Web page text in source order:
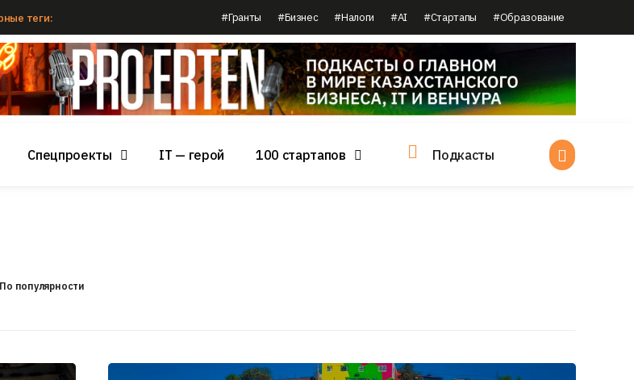
теги: #Гранты #Бизнес #Налоги #AI #Стартапы #Образование
Спецпроекты IT — герой 100 стартапов Подкасты
По популярности